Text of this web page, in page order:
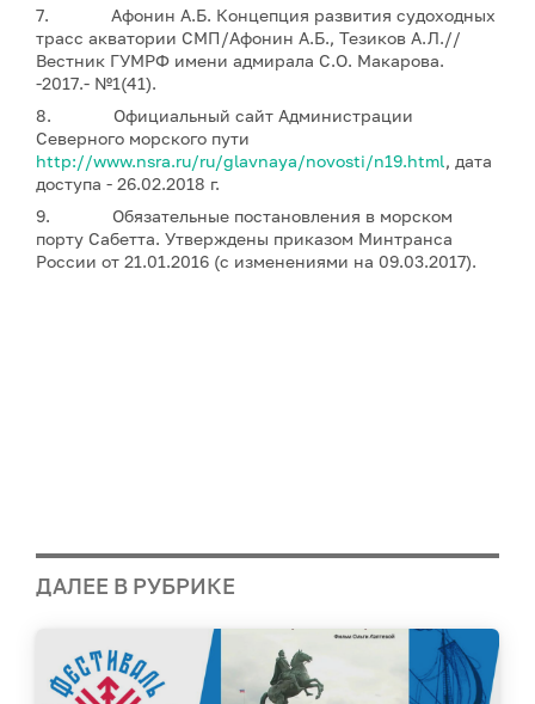
7. Афонин А.Б. Концепция развития судоходных
трасс акватории СМП/Афонин А.Б., Тезиков А.Л.//
Вестник ГУМРФ имени адмирала С.О. Макарова.
-2017.- №1(41).
8. Официальный сайт Администрации
Северного морского пути
http://www.nsra.ru/ru/glavnaya/novosti/n19.html, дата
доступа - 26.02.2018 г.
9. Обязательные постановления в морском
порту Сабетта. Утверждены приказом Минтранса
России от 21.01.2016 (с изменениями на 09.03.2017).
ДАЛЕЕ В РУБРИКЕ